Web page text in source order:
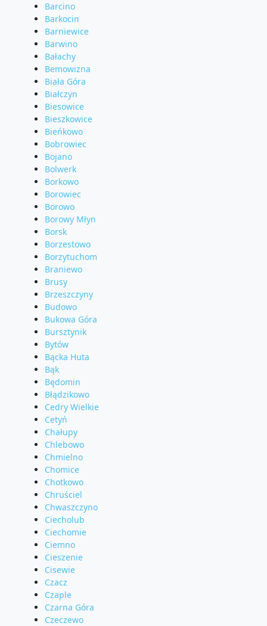
Barcino
Barkocin
Barniewice
Barwino
Bałachy
Bemowizna
Biała Góra
Białczyn
Biesowice
Bieszkowice
Bieńkowo
Bobrowiec
Bojano
Bolwerk
Borkowo
Borowiec
Borowo
Borowy Młyn
Borsk
Borzestowo
Borzytuchom
Braniewo
Brusy
Brzeszczyny
Budowo
Bukowa Góra
Bursztynik
Bytów
Bącka Huta
Bąk
Będomin
Błądzikowo
Cedry Wielkie
Cetyń
Chałupy
Chlebowo
Chmielno
Chomice
Chotkowo
Chruściel
Chwaszczyno
Ciecholub
Ciechomie
Ciemno
Cieszenie
Cisewie
Czacz
Czaple
Czarna Góra
Czeczewo